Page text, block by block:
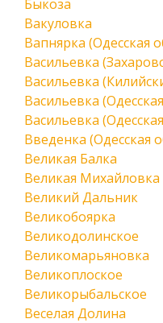
Быкоза
Вакуловка
Вапнярка (Одесская
Васильевка
Васильевка
Васильевка
Васильевка
Введенка (Одесская
Великая Балка
Великая Михайловка
Великий Дальник
Великобоярка
Великодолинское
Великомарьяновка
Великоплоское
Великорыбальское
Веселая Долина